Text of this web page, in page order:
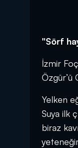
"Sörf
İzmir
Özgür’ü
Yelken
Suya ilk
biraz